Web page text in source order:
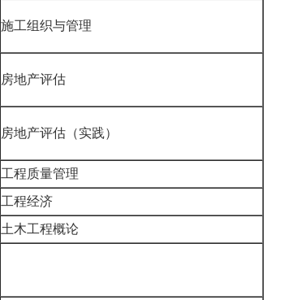
施工组织与管理
房地产评估
房地产评估（实践）
工程质量管理
工程经济
土木工程概论